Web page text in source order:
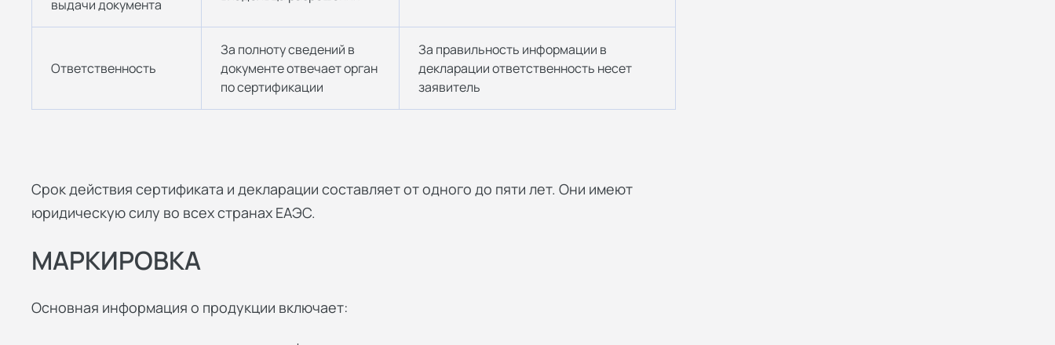
выдачи документа
Ответственность
За полноту сведений в
документе отвечает орган
по сертификации
За правильность информации в
декларации ответственность несет
заявитель
Срок действия сертификата и декларации составляет от одного до пяти лет. Они имеют
юридическую силу во всех странах ЕАЭС.
МАРКИРОВКА
Основная информация о продукции включает: